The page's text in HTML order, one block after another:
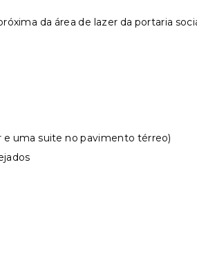
da área de lazer da portaria
uma suite no pavimento térreo)